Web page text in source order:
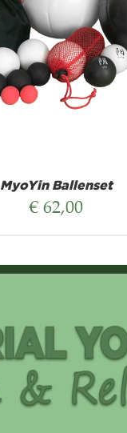
MyoYin Ballenset
€62,00